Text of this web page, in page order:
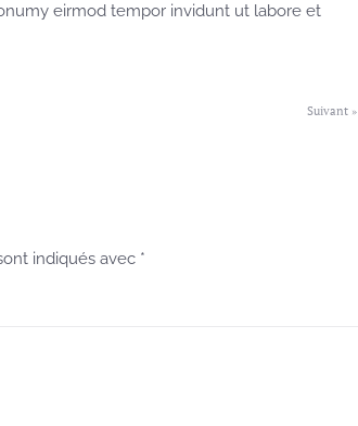
eirmod tempor invidunt ut labore et
Suivant »
indiqués avec *